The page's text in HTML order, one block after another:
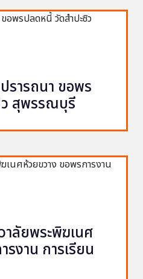
รารถนา ขอพร
ว สุพรรณบุรี
าลัยพระพิฆเนศ
งาน การเรียน